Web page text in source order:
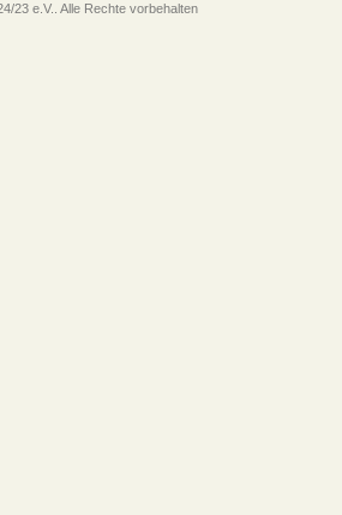
23 e.V.. Alle Rechte vorbehalten